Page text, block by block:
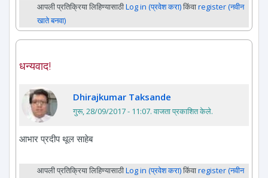
आपली प्रतिक्रिया लिहिण्यासाठीLog in (प्रवेश करा)किंवाregister (नवीन
खाते बनवा)
धन्यवाद!
Dhirajkumar Taksande
गुरू, 28/09/2017 - 11:07. वाजता प्रकाशित केले.
आभार प्रदीप थूल साहेब
आपली प्रतिक्रिया लिहिण्यासाठीLog in (प्रवेश करा)किंवाregister (नवीन